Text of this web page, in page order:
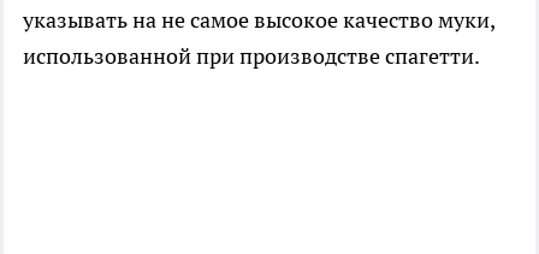
указывать на не самое высокое качество муки,
использованной при производстве спагетти.